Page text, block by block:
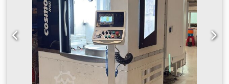
Djdpfeg Nt Dbsx Ab Uekr Riktningsanordning Vattentank
med pappersbandsfilter Marposs-styrning